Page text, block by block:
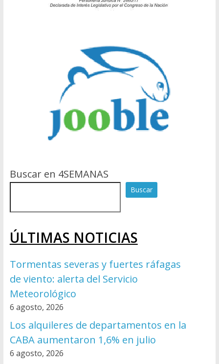
Buscar en 4SEMANAS
Buscar
ÚLTIMAS NOTICIAS
Tormentas severas y fuertes ráfagas
de viento: alerta del Servicio
Meteorológico
6 agosto, 2026
Los alquileres de departamentos en la
CABA aumentaron 1,6% en julio
6 agosto, 2026